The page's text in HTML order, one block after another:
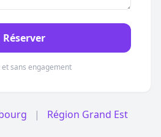
Réserver
sans engagement
| Région Grand Est